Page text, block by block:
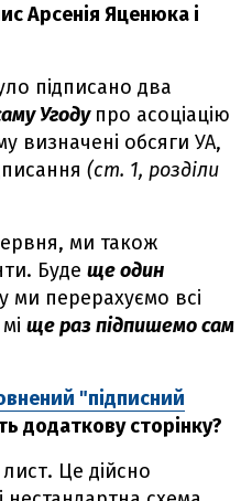
Арсенія Яценюка і
підписано два
Угоду про асоціацію
визначені обсяги УА,
(ст. 1, розділи
ми також
Буде ще один
ми перерахуємо всі
ще раз підпишемо сам
"підписний
додаткову сторінку?
Це дійсно